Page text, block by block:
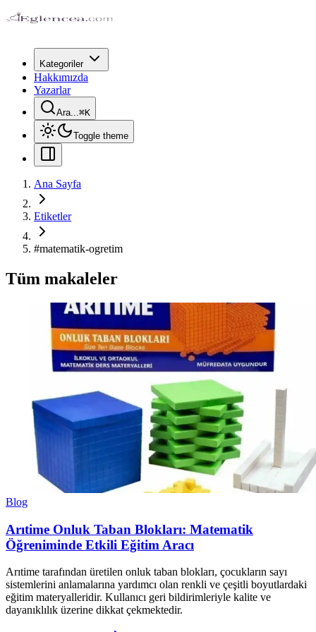
Kategoriler
Hakkımızda
Yazarlar
Ara...⌘K
Toggle theme
Ana Sayfa
Etiketler
#matematik-ogretim
Tüm makaleler
Blog
Arıtime Onluk Taban Blokları: Matematik
Öğreniminde Etkili Eğitim Aracı
Arıtime tarafından üretilen onluk taban blokları, çocukların sayı
sistemlerini anlamalarına yardımcı olan renkli ve çeşitli boyutlardaki
eğitim materyalleridir. Kullanıcı geri bildirimleriyle kalite ve
dayanıklılık üzerine dikkat çekmektedir.